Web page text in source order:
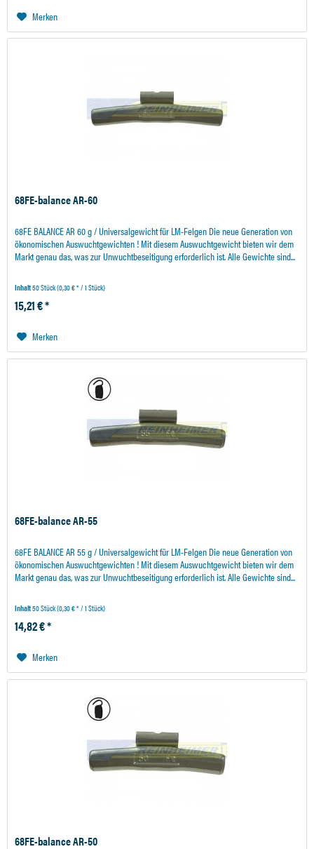
Merken
68FE-balance AR-60
68FE BALANCE AR 60 g / Universalgewicht für LM-Felgen Die neue Generation von
ökonomischen Auswuchtgewichten ! Mit diesem Auswuchtgewicht bieten wir dem
Markt genau das, was zur Unwuchtbeseitigung erforderlich ist. Alle Gewichte sind...
Inhalt50 Stück(0,30 € * / 1 Stück)
15,21 € *
Merken
68FE-balance AR-55
68FE BALANCE AR 55 g / Universalgewicht für LM-Felgen Die neue Generation von
ökonomischen Auswuchtgewichten ! Mit diesem Auswuchtgewicht bieten wir dem
Markt genau das, was zur Unwuchtbeseitigung erforderlich ist. Alle Gewichte sind...
Inhalt50 Stück(0,30 € * / 1 Stück)
14,82 € *
Merken
68FE-balance AR-50